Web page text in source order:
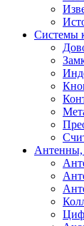
Системы
Антенны,